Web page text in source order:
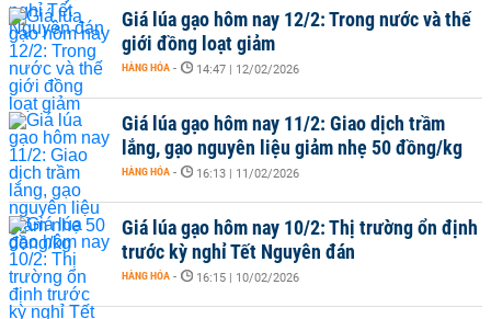
Giá lúa gạo hôm nay 12/2: Trong nước và thế
giới đồng loạt giảm
HÀNG HÓA - 14:47 | 12/02/2026
Giá lúa gạo hôm nay 11/2: Giao dịch trầm
lắng, gạo nguyên liệu giảm nhẹ 50 đồng/kg
HÀNG HÓA - 16:13 | 11/02/2026
Giá lúa gạo hôm nay 10/2: Thị trường ổn định
trước kỳ nghỉ Tết Nguyên đán
HÀNG HÓA - 16:15 | 10/02/2026